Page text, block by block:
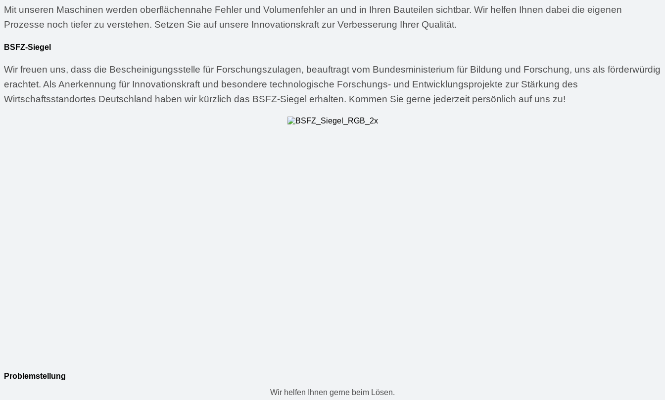
Mit unseren Maschinen werden oberflächennahe Fehler und Volumenfehler an und in Ihren Bauteilen sichtbar. Wir helfen Ihnen dabei die eigenen
Prozesse noch tiefer zu verstehen. Setzen Sie auf unsere Innovationskraft zur Verbesserung Ihrer Qualität.
BSFZ-Siegel
Wir freuen uns, dass die Bescheinigungsstelle für Forschungszulagen, beauftragt vom Bundesministerium für Bildung und Forschung, uns als förderwürdig
erachtet. Als Anerkennung für Innovationskraft und besondere technologische Forschungs- und Entwicklungsprojekte zur Stärkung des
Wirtschaftsstandortes Deutschland haben wir kürzlich das BSFZ-Siegel erhalten. Kommen Sie gerne jederzeit persönlich auf uns zu!
Problemstellung
Wir helfen Ihnen gerne beim Lösen.